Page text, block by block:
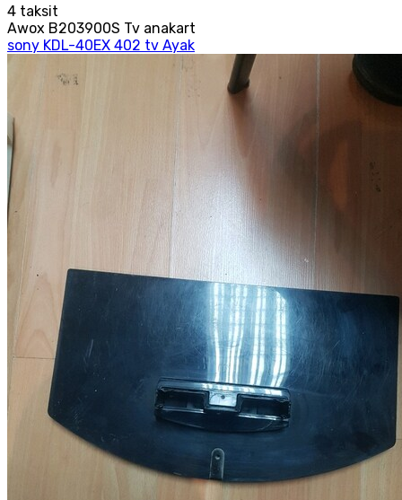
4 taksit
Awox B203900S Tv anakart
sony KDL-40EX 402 tv Ayak